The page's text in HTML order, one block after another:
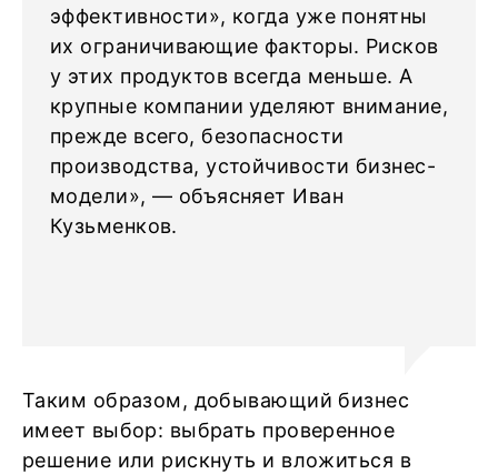
эффективности», когда уже понятны
их ограничивающие факторы. Рисков
у этих продуктов всегда меньше. А
крупные компании уделяют внимание,
прежде всего, безопасности
производства, устойчивости бизнес-
модели», — объясняет Иван
Кузьменков.
Таким образом, добывающий бизнес
имеет выбор: выбрать проверенное
решение или рискнуть и вложиться в